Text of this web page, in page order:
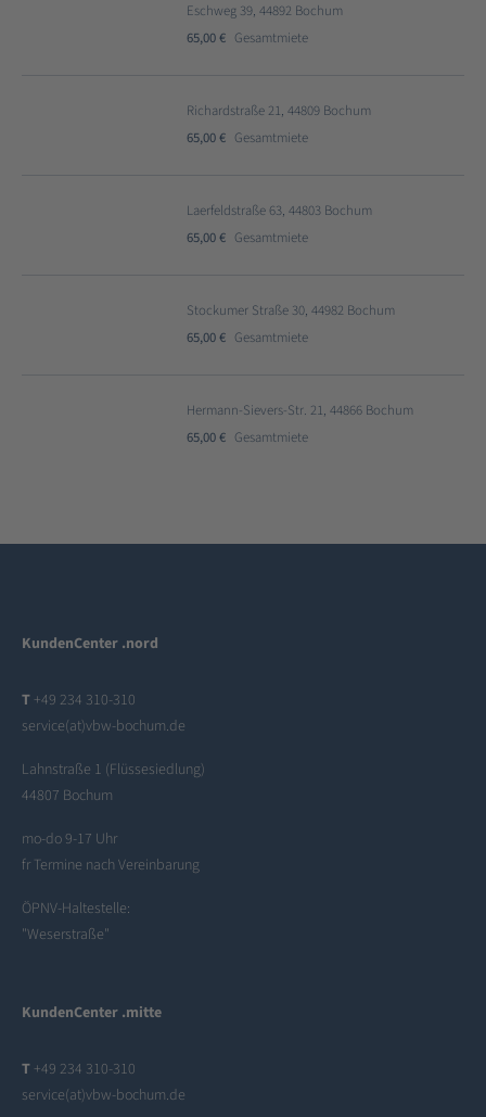
Eschweg 39, 44892 Bochum
65,00 € Gesamtmiete
Richardstraße 21, 44809 Bochum
65,00 € Gesamtmiete
Laerfeldstraße 63, 44803 Bochum
65,00 € Gesamtmiete
Stockumer Straße 30, 44982 Bochum
65,00 € Gesamtmiete
Hermann-Sievers-Str. 21, 44866 Bochum
65,00 € Gesamtmiete
KundenCenter .nord
T +49 234 310-310
service(at)vbw-bochum.de
Lahnstraße 1 (Flüssesiedlung)
44807 Bochum
mo-do 9-17 Uhr
fr Termine nach Vereinbarung
ÖPNV-Haltestelle:
"Weserstraße"
KundenCenter .mitte
T +49 234 310-310
service(at)vbw-bochum.de